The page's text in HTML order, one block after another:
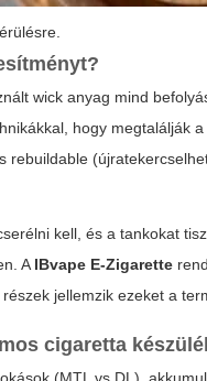
wick anyag mind
hogy megtalálják
kell, és a tankokat
A IBvape E-Zigarette
jellemzik ezeket a
cigaretta